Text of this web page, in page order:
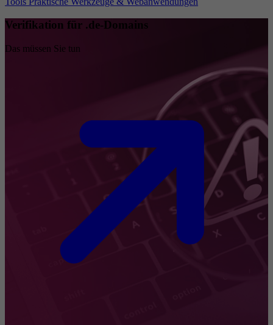
Verifikation für .de-Domains
Das müssen Sie tun